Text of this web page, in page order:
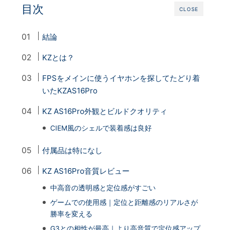
CLOSE
目次
結論
KZとは？
FPSをメインに使うイヤホンを探してたどり着
いたKZAS16Pro
KZ AS16Pro外観とビルドクオリティ
CIEM風のシェルで装着感は良好
付属品は特になし
KZ AS16Pro音質レビュー
中高音の透明感と定位感がすごい
ゲームでの使用感｜定位と距離感のリアルさが
勝率を変える
G3との相性が最高｜より高音質で定位感アップ